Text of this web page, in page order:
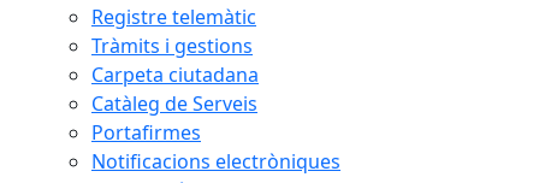
Registre telemàtic
Tràmits i gestions
Carpeta ciutadana
Catàleg de Serveis
Portafirmes
Notificacions electròniques